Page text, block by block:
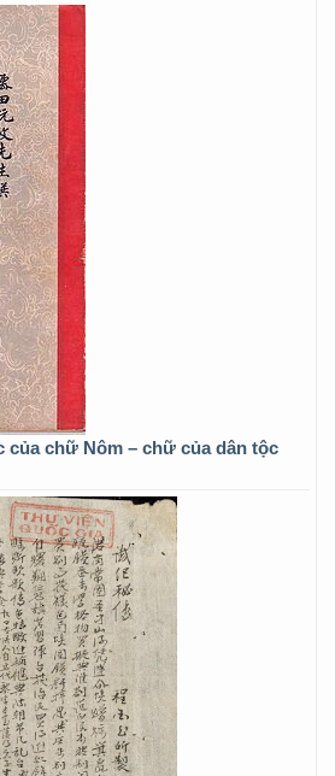
của chữ Nôm – chữ của dân tộc